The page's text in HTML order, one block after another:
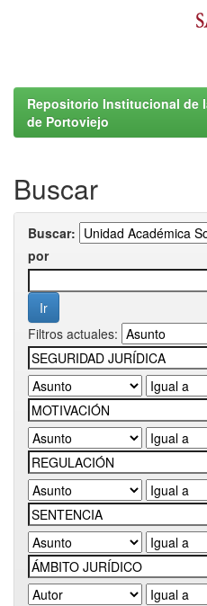
Repositorio Institucional de
de Portoviejo
Buscar
Buscar:
por
Filtros actuales: